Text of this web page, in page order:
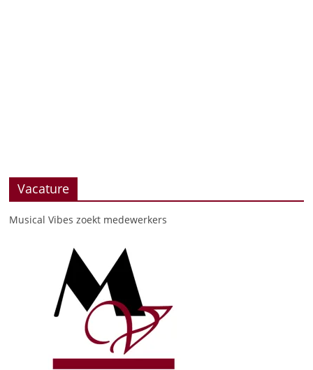
Vacature
Musical Vibes zoekt medewerkers